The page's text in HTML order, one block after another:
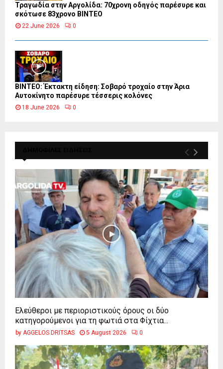
Τραγωδία στην Αργολίδα: 70χρονη οδηγός παρέσυρε και
σκότωσε 83χρονο ΒΙΝΤΕΟ
22 June 2026 0
ΒΙΝΤΕΟ: Έκτακτη είδηση: Σοβαρό τροχαίο στην Άρια
Αυτοκίνητο παρέσυρε τέσσερις κολόνες
18 June 2026 0
Ελεύθεροι με περιοριστικούς όρους οι δύο
κατηγορούμενοι για τη φωτιά στα Φίχτια...
by AGGELOS DRITSAS 5 August 2026 0